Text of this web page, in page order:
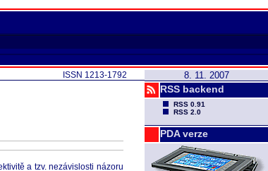
8. 11. 2007
RSS backend
RSS 0.91
RSS 2.0
PDA verze
ISSN 1213-1792
a tzv. nezávislosti názoru